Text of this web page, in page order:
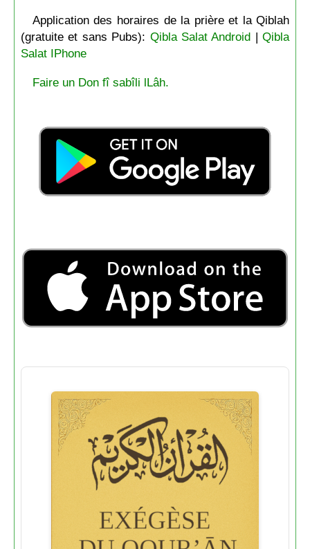
Application des horaires de la prière et la Qiblah
(gratuite et sans Pubs): Qibla Salat Android |Qibla
Salat IPhone
Faire un Don fî sabîli lLâh.